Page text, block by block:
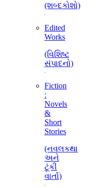
(શબ્દકોશો)
Edited
Works
(વિશિષ્ટ
સંપાદનો)
Fiction
:
Novels
&
Short
Stories
(નવલકથા
અને
ટૂંકી
વાર્તા)